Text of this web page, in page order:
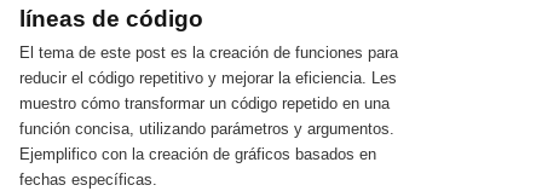
líneas de código
El tema de este post es la creación de funciones para
reducir el código repetitivo y mejorar la eficiencia. Les
muestro cómo transformar un código repetido en una
función concisa, utilizando parámetros y argumentos.
Ejemplifico con la creación de gráficos basados en
fechas específicas.